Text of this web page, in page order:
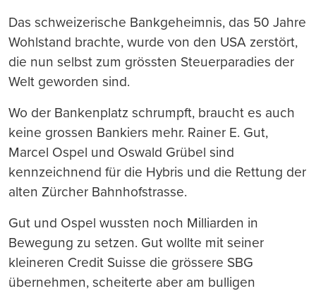
Das schweizerische Bankgeheimnis, das 50 Jahre
Wohlstand brachte, wurde von den USA zerstört,
die nun selbst zum grössten Steuerparadies der
Welt geworden sind.
Wo der Bankenplatz schrumpft, braucht es auch
keine grossen Bankiers mehr. Rainer E. Gut,
Marcel Ospel und Oswald Grübel sind
kennzeichnend für die Hybris und die Rettung der
alten Zürcher Bahnhofstrasse.
Gut und Ospel wussten noch Milliarden in
Bewegung zu setzen. Gut wollte mit seiner
kleineren Credit Suisse die grössere SBG
übernehmen, scheiterte aber am bulligen